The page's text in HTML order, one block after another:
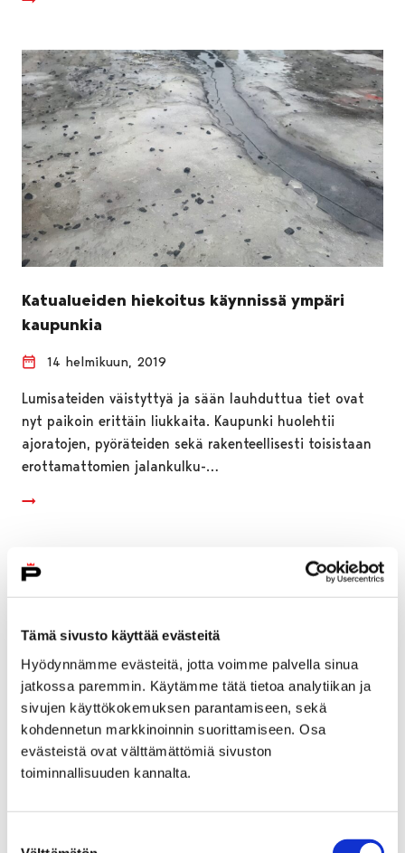
Tämä sivusto käyttää evästeitä
Hyödynnämme evästeitä, jotta voimme palvella sinua
jatkossa paremmin. Käytämme tätä tietoa analytiikan ja
sivujen käyttökokemuksen parantamiseen, sekä
kohdennetun markkinoinnin suorittamiseen. Osa
evästeistä ovat välttämättömiä sivuston
toiminnallisuuden kannalta.
Katualueiden hiekoitus käynnissä ympäri
kaupunkia
14 helmikuun, 2019
Lumisateiden väistyttyä ja sään lauhduttua tiet ovat
nyt paikoin erittäin liukkaita. Kaupunki huolehtii
ajoratojen, pyöräteiden sekä rakenteellisesti toisistaan
erottamattomien jalankulku-…